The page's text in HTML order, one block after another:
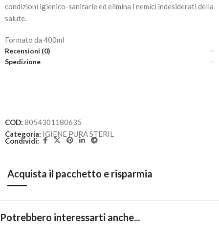
condizioni igienico-sanitarie ed elimina i nemici indesiderati della
salute.
Formato da 400ml
Recensioni (0)
Spedizione
COD: 8054301180635
Categoria: IGIENE PURA STERIL
Condividi:
Acquista il pacchetto e risparmia
Potrebbero interessarti anche...